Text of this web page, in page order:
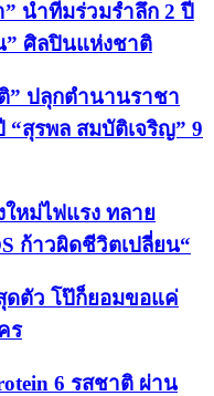
นำทีมร่วมรำลึก 2 ปี
” ศิลปินแห่งชาติ
” ปลุกตำนานราชา
“สุรพล สมบัติเจริญ” 9
หม่ไฟแรง ทลาย
ก้าวผิดชีวิตเปลี่ยน“
ดตัว โป๊ก็ยอมขอแค่
ร
6 รสชาติ ผ่าน